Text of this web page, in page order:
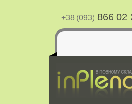
+38 (093) 866 02